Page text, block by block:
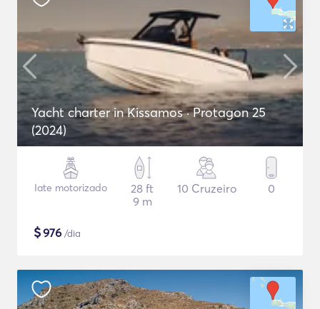
Yacht charter in Kissamos · Protagon 25
(2024)
Iate motorizado
28 ft
9 m
10 Cruzeiro 0
$976 /dia